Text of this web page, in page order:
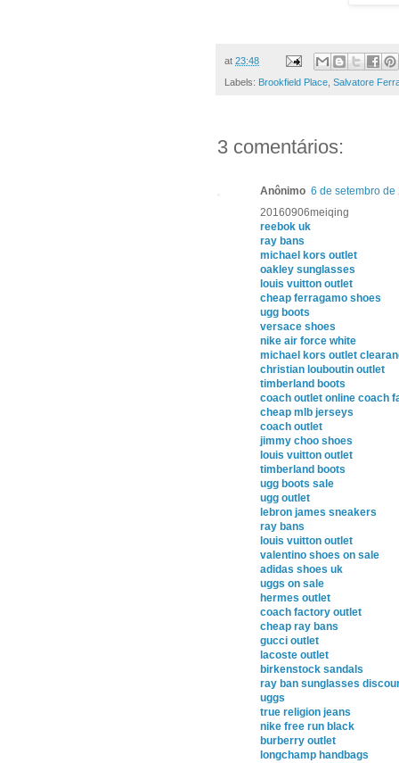
at 23:48
Labels: Brookfield Place Salvatore
3 comentários:
Anônimo 6 de setembro de
20160906meiqing
reebok uk
ray bans
michael kors outlet
oakley sunglasses
louis vuitton outlet
cheap ferragamo shoes
ugg boots
versace shoes
nike air force white
michael kors outlet
christian louboutin outlet
timberland boots
coach outlet online coach
cheap mlb jerseys
coach outlet
jimmy choo shoes
louis vuitton outlet
timberland boots
ugg boots sale
ugg outlet
lebron james sneakers
ray bans
louis vuitton outlet
valentino shoes on sale
adidas shoes uk
uggs on sale
hermes outlet
coach factory outlet
cheap ray bans
gucci outlet
lacoste outlet
birkenstock sandals
ray ban sunglasses
uggs
true religion jeans
nike free run black
burberry outlet
longchamp handbags